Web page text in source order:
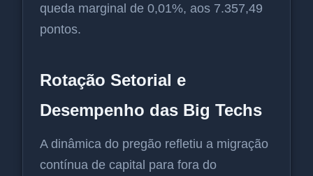
queda marginal de 0,01%, aos 7.357,49
pontos.
Rotação Setorial e
Desempenho das Big Techs
A dinâmica do pregão refletiu a migração
contínua de capital para fora do